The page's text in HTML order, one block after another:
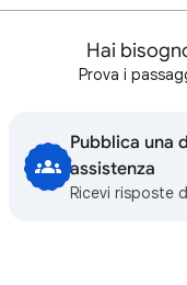
Hai
Prova i
Pubblica una
assistenza
Ricevi risposte